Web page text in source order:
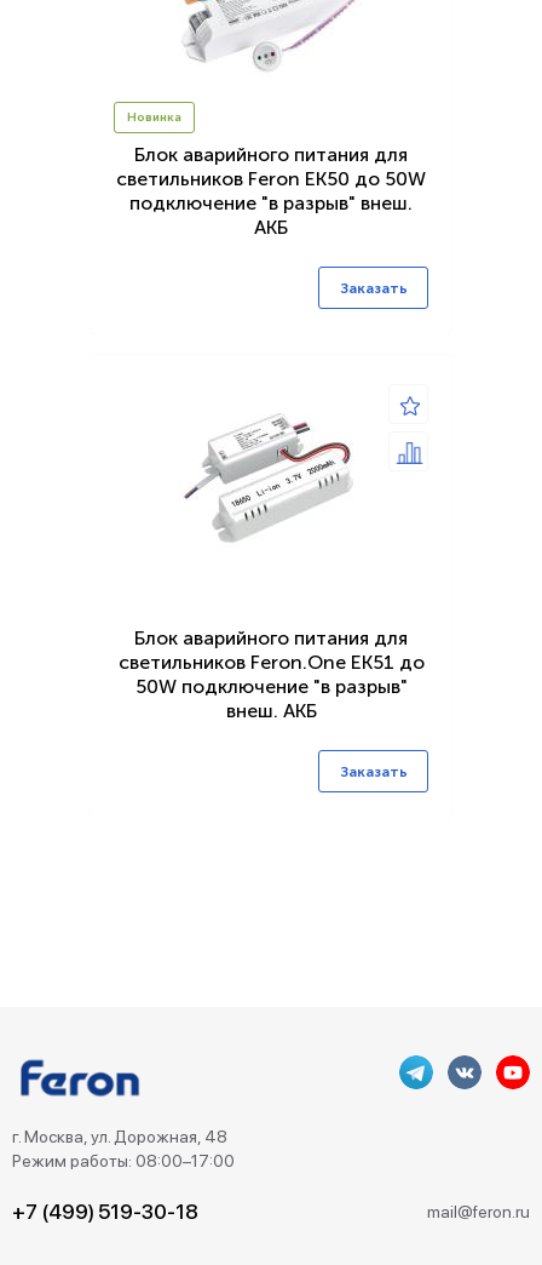
Новинка
Блок аварийного питания для
светильников Feron EK50 до 50W
подключение "в разрыв" внеш.
АКБ
Заказать
Блок аварийного питания для
светильников Feron.One EK51 до
50W подключение "в разрыв"
внеш. АКБ
Заказать
г. Москва, ул. Дорожная, 48
Режим работы: 08:00–17:00
+7 (499) 519-30-18 mail@feron.ru